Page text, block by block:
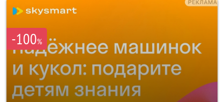
-100%